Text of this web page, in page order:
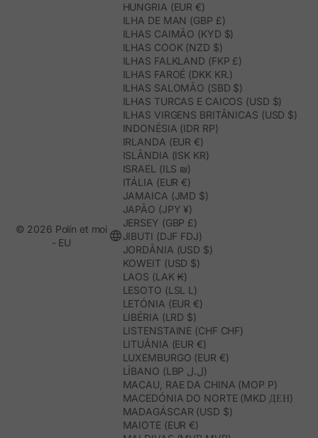
HUNGRIA (EUR €)
ILHA DE MAN (GBP £)
ILHAS CAIMÃO (KYD $)
ILHAS COOK (NZD $)
ILHAS FALKLAND (FKP £)
ILHAS FAROÉ (DKK KR.)
ILHAS SALOMÃO (SBD $)
ILHAS TURCAS E CAICOS (USD $)
ILHAS VIRGENS BRITÂNICAS (USD $)
INDONÉSIA (IDR RP)
IRLANDA (EUR €)
ISLÂNDIA (ISK KR)
ISRAEL (ILS ₪)
ITÁLIA (EUR €)
JAMAICA (JMD $)
JAPÃO (JPY ¥)
JERSEY (GBP £)
JIBUTI (DJF FDJ)
JORDÂNIA (USD $)
KOWEIT (USD $)
LAOS (LAK ₭)
LESOTO (LSL L)
LETÓNIA (EUR €)
LIBÉRIA (LRD $)
LISTENSTAINE (CHF CHF)
LITUÂNIA (EUR €)
LUXEMBURGO (EUR €)
LÍBANO (LBP ل.ل)
MACAU, RAE DA CHINA (MOP P)
MACEDÓNIA DO NORTE (MKD ДЕН)
MADAGÁSCAR (USD $)
MAIOTE (EUR €)
© 2026 Polín et moi
- EU